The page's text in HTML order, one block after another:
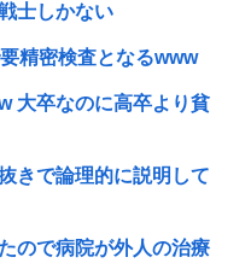
士しかない
精密検査となるwww
大卒なのに高卒より貧
きで論理的に説明して
ので病院が外人の治療